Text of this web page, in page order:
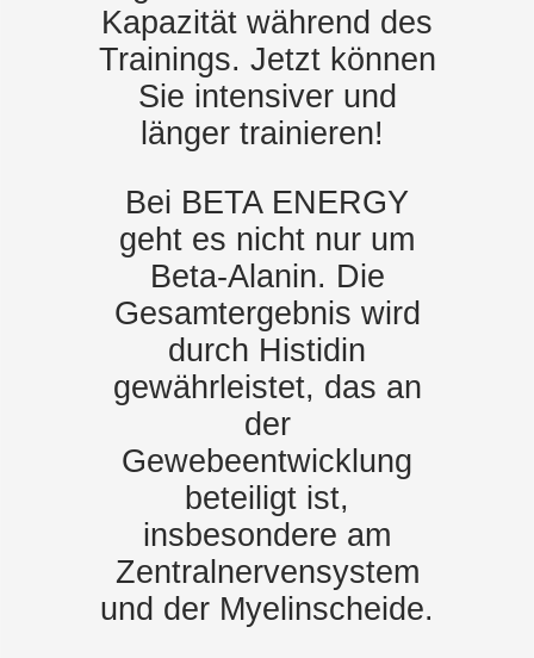
Kapazität während des
Trainings. Jetzt können
Sie intensiver und
länger trainieren!
Bei BETA ENERGY
geht es nicht nur um
Beta-Alanin. Die
Gesamtergebnis wird
durch Histidin
gewährleistet, das an
der
Gewebeentwicklung
beteiligt ist,
insbesondere am
Zentralnervensystem
und der Myelinscheide.